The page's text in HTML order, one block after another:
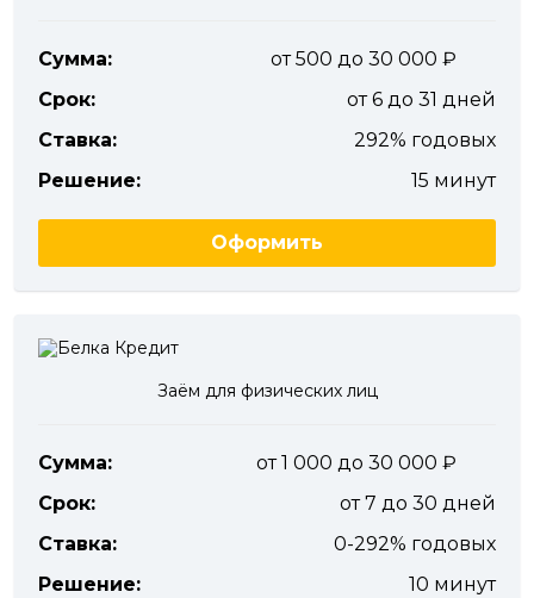
Сумма:
от 500 до 30 000
Срок:
от 6 до 31 дней
Ставка:
292% годовых
Решение:
15 минут
Оформить
Заём для физических лиц
Сумма:
от 1 000 до 30 000
Срок:
от 7 до 30 дней
Ставка:
0-292% годовых
Решение:
10 минут